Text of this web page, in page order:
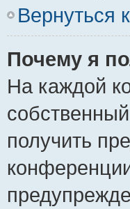
Вернуться
Почему я
На каждой
получить